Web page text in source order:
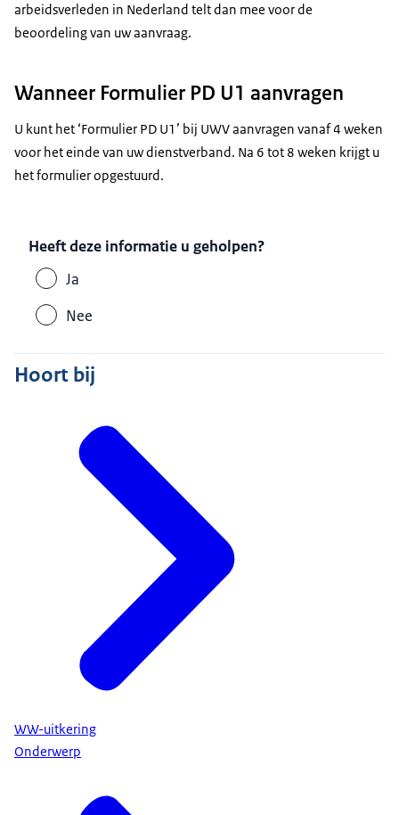
arbeidsverleden in Nederland telt dan mee voor de
beoordeling van uw aanvraag.
Wanneer Formulier PD U1 aanvragen
U kunt het ‘Formulier PD U1’ bij UWV aanvragen vanaf 4 weken
voor het einde van uw dienstverband. Na 6 tot 8 weken krijgt u
het formulier opgestuurd.
Heeft deze informatie u geholpen?
Ja
Nee
Hoort bij
WW-uitkering
Onderwerp